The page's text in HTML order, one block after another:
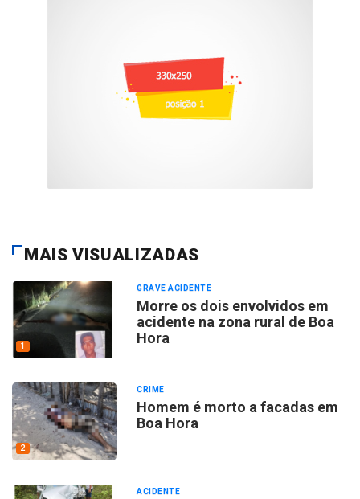
MAIS VISUALIZADAS
1
GRAVE ACIDENTE
Morre os dois envolvidos em
acidente na zona rural de Boa
Hora
2
CRIME
Homem é morto a facadas em
Boa Hora
ACIDENTE